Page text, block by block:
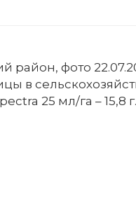
фото
в
25 мл/га – 15,8 г.